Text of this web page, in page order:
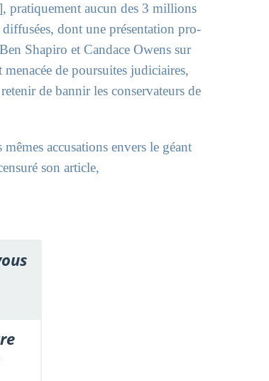
pratiquement aucun des 3 millions
dont une présentation pro-
Shapiro et Candace Owens sur
de poursuites judiciaires,
de bannir les conservateurs de
accusations envers le géant
son article,